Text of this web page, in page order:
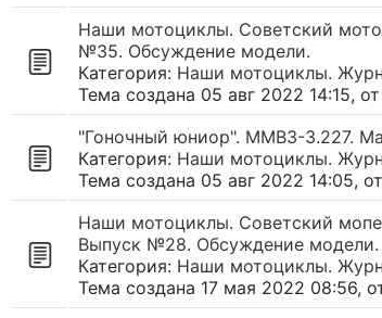
Наши мотоциклы. Советский
№35. Обсуждение модели.
Категория: Наши мотоциклы.
Тема создана 05 авг 2022 14:15, от
"Гоночный юниор". ММВЗ-3.227.
Категория: Наши мотоциклы.
Тема создана 05 авг 2022 14:05, от
Наши мотоциклы. Советский
Выпуск №28. Обсуждение модели.
Категория: Наши мотоциклы.
Тема создана 17 мая 2022 08:56,